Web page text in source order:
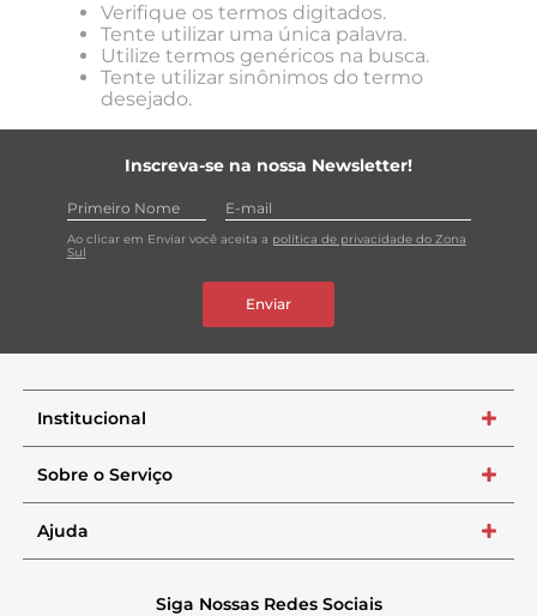
Verifique os termos digitados.
Tente utilizar uma única palavra.
Utilize termos genéricos na busca.
Tente utilizar sinônimos do termo
desejado.
Inscreva-se na nossa Newsletter!
Ao clicar em Enviar você aceita a política de privacidade do Zona
Sul
Enviar
Institucional +
Sobre o Serviço +
Ajuda +
Siga Nossas Redes Sociais